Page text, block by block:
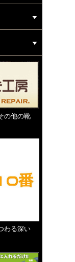
の他の靴
わる深い